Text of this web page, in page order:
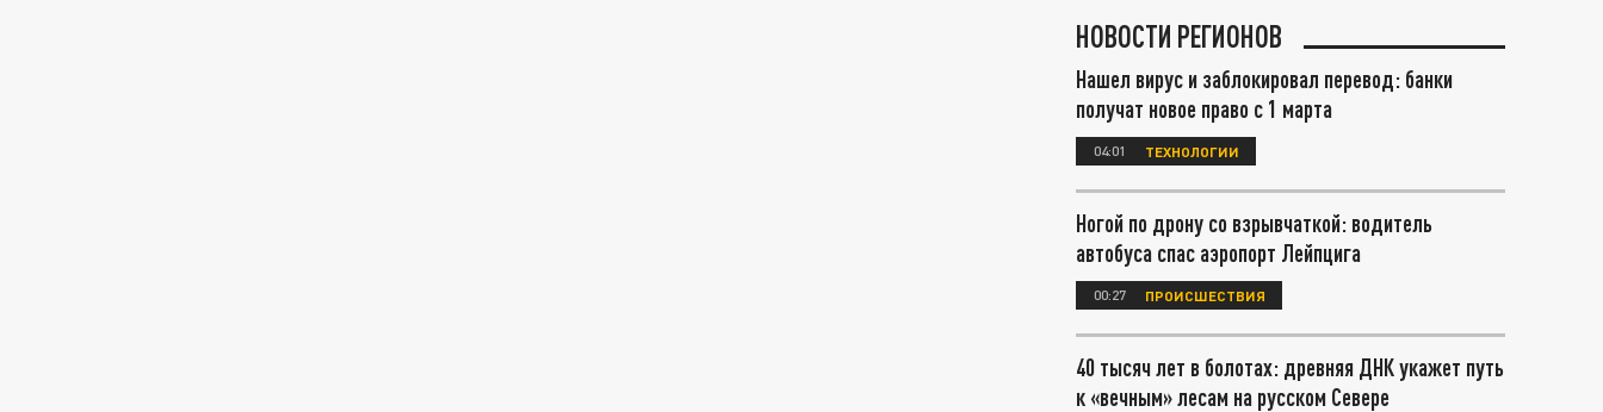
НОВОСТИ РЕГИОНОВ
Нашел вирус и заблокировал перевод: банки
получат новое право с 1 марта
04:01 ТЕХНОЛОГИИ
Ногой по дрону со взрывчаткой: водитель
автобуса спас аэропорт Лейпцига
00:27 ПРОИСШЕСТВИЯ
40 тысяч лет в болотах: древняя ДНК укажет путь
к «вечным» лесам на русском Севере